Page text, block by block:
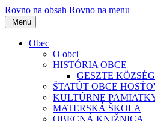
Rovno na obsah Rovno na menu
Menu
Obec
O obci
HISTÓRIA OBCE
GESZTE
ŠTATÚT OBCE
KULTÚRNE
MATERSKÁ ŠKOLA
OBECNÁ KNIŽNICA